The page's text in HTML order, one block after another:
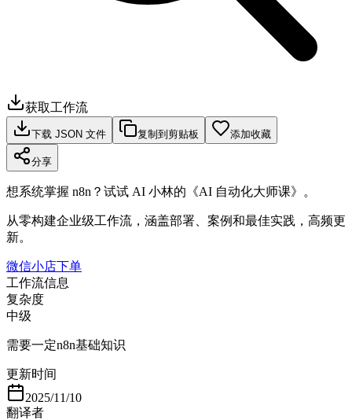
获取工作流
下载 JSON 文件 复制到剪贴板 添加收藏
分享
想系统掌握 n8n？试试 AI 小林的《AI 自动化大师课》。
从零构建企业级工作流，涵盖部署、案例和最佳实践，高频更
新。
微信小店下单
工作流信息
复杂度
中级
需要一定n8n基础知识
更新时间
2025/11/10
翻译者